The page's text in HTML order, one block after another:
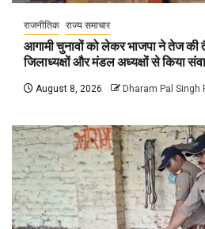
राजनीतिक राज्य समाचार
आगामी चुनावों को लेकर भाजपा ने तेज की
जिलाध्यक्षों और मंडल अध्यक्षों से किया
August 8, 2026 Dharam Pal Singh